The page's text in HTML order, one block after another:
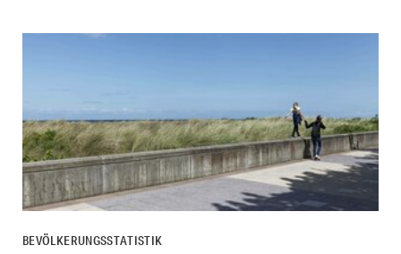
BEVÖLKERUNGSSTATISTIK